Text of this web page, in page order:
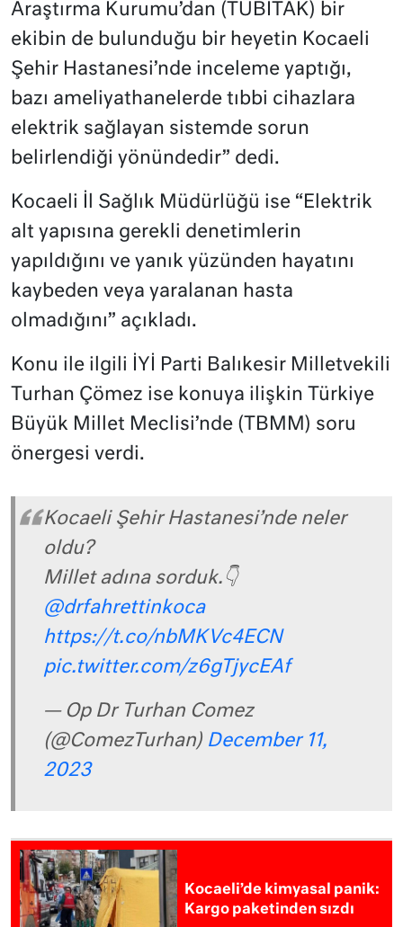
Araştırma Kurumu’dan (TÜBİTAK) bir
ekibin de bulunduğu bir heyetin Kocaeli
Şehir Hastanesi’nde inceleme yaptığı,
bazı ameliyathanelerde tıbbi cihazlara
elektrik sağlayan sistemde sorun
belirlendiği yönündedir” dedi.
Kocaeli İl Sağlık Müdürlüğü ise “Elektrik
alt yapısına gerekli denetimlerin
yapıldığını ve yanık yüzünden hayatını
kaybeden veya yaralanan hasta
olmadığını” açıkladı.
Konu ile ilgili İYİ Parti Balıkesir Milletvekili
Turhan Çömez ise konuya ilişkin Türkiye
Büyük Millet Meclisi’nde (TBMM) soru
önergesi verdi.
Kocaeli Şehir Hastanesi’nde neler
oldu?
Millet adına sorduk.👇
@drfahrettinkoca
https://t.co/nbMKVc4ECN
pic.twitter.com/z6gTjycEAf
— Op Dr Turhan Comez
(@ComezTurhan) December 11,
2023
Kocaeli’de kimyasal panik:
Kargo paketinden sızdı